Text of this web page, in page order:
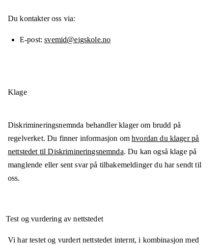
Du kontakter oss via:
E-post svemid@eigskole.no
Klage
Diskrimineringsnemnda behandler klager om brudd på
regelverket. Du finner informasjon omhvordan du klager på
nettstedet til Diskrimineringsnemnda. Du kan også klage på
manglende eller sent svar på tilbakemeldinger du har sendt til
oss.
Test og vurdering av nettstedet
Vi har testet og vurdert nettstedet internt, i kombinasjon med